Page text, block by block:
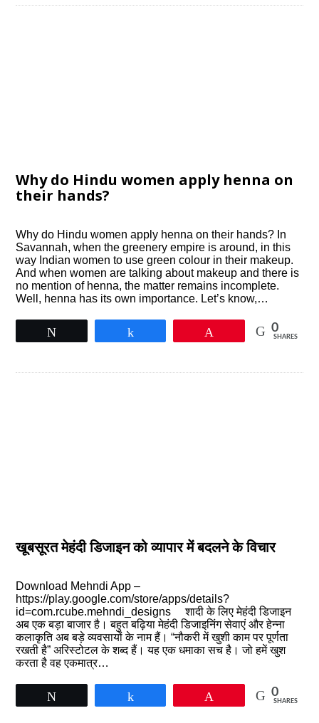
Why do Hindu women apply henna on
their hands?
Why do Hindu women apply henna on their hands? In
Savannah, when the greenery empire is around, in this
way Indian women to use green colour in their makeup.
And when women are talking about makeup and there is
no mention of henna, the matter remains incomplete.
Well, henna has its own importance. Let’s know,…
0
SHARES
खूबसूरत मेहंदी डिजाइन को व्यापार में बदलने के विचार
Download Mehndi App –
https://play.google.com/store/apps/details?
id=com.rcube.mehndi_designs शादी के लिए मेहंदी डिजाइन
अब एक बड़ा बाजार है। बहुत बढ़िया मेहंदी डिजाइनिंग सेवाएं और हेन्ना
कलाकृति अब बड़े व्यवसायों के नाम हैं। “नौकरी में खुशी काम पर पूर्णता
रखती है” अरिस्टोटल के शब्द हैं। यह एक धमाका सच है। जो हमें खुश
करता है वह एकमात्र…
0
SHARES